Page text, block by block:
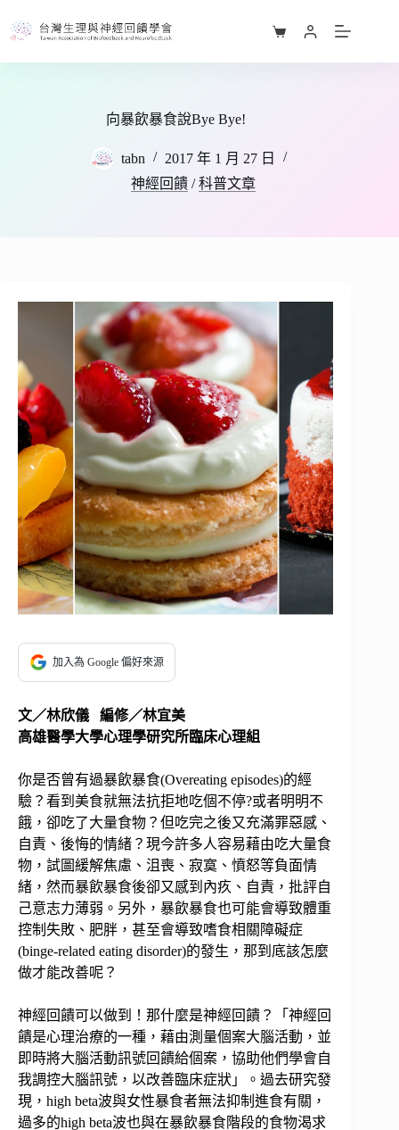
至
購
向暴飲暴食說Bye Bye!
tabn
2017 年 1 月 27 日
神經回饋 /科普文章
加入為 Google 偏好來源
文／林欣儀 編修／林宜美
高雄醫學大學心理學研究所臨床心理組
你是否曾有過暴飲暴食(Overeating episodes)的經
驗？看到美食就無法抗拒地吃個不停?或者明明不
餓，卻吃了大量食物？但吃完之後又充滿罪惡感、
自責、後悔的情緒？現今許多人容易藉由吃大量食
物，試圖緩解焦慮、沮喪、寂寞、憤怒等負面情
緒，然而暴飲暴食後卻又感到內疚、自責，批評自
己意志力薄弱。另外，暴飲暴食也可能會導致體重
控制失敗、肥胖，甚至會導致嗜食相關障礙症
(binge-related eating disorder)的發生，那到底該怎麼
做才能改善呢？
神經回饋可以做到！那什麼是神經回饋？「神經回
饋是心理治療的一種，藉由測量個案大腦活動，並
即時將大腦活動訊號回饋給個案，協助他們學會自
我調控大腦訊號，以改善臨床症狀」。過去研究發
現，high beta波與女性暴食者無法抑制進食有關，
過多的high beta波也與在暴飲暴食階段的食物渴求